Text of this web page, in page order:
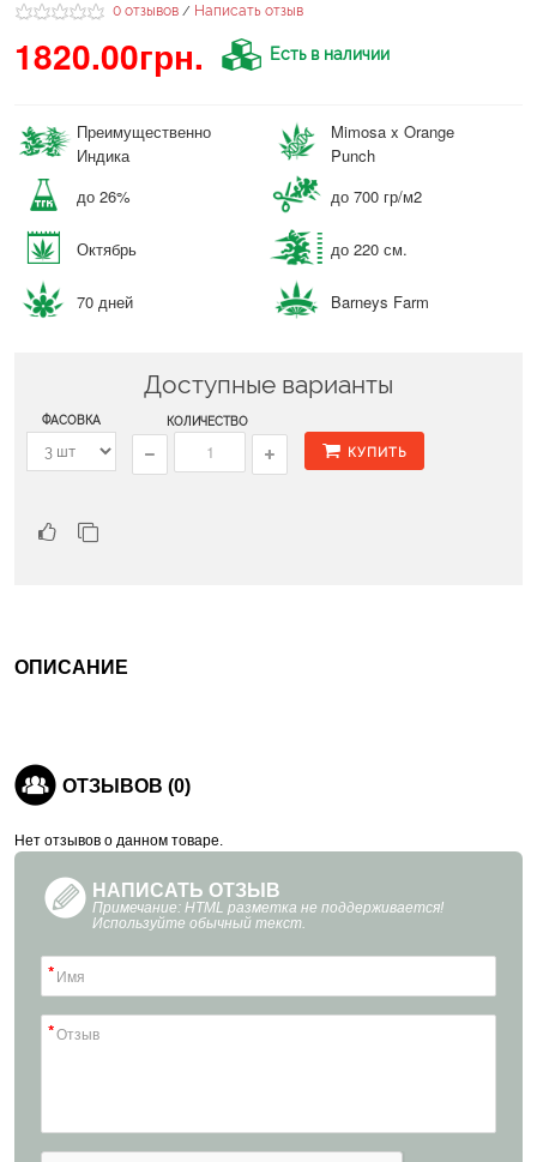
0 отзывов / Написать отзыв
1820.00грн. Есть в наличии
Преимущественно
Индика
Mimosa x Orange
Punch
до 26%
до 700 гр/м2
Октябрь до 220 см.
70 дней Barneys Farm
Доступные варианты
ФАСОВКА КОЛИЧЕСТВО
КУПИТЬ
ОПИСАНИЕ
ОТЗЫВОВ (0)
Нет отзывов о данном товаре.
НАПИСАТЬ ОТЗЫВ
Примечание: HTML разметка не поддерживается!
Используйте обычный текст.